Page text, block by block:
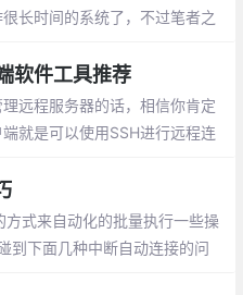
长时间的系统了，不过笔者之
软件工具推荐
远程服务器的话，相信你肯定
就是可以使用SSH进行远程连
式来自动化的批量执行一些操
到下面几种中断自动连接的问